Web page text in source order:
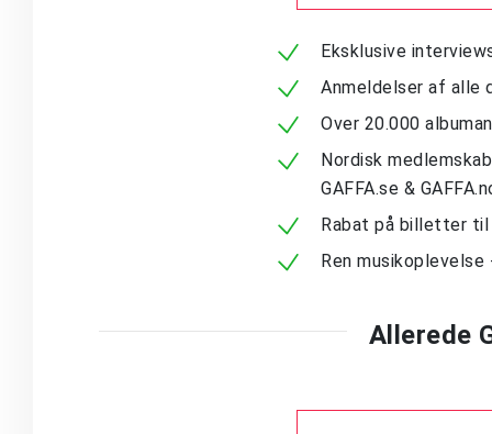
Eksklusive
Anmeldelser af alle
Over 20.000
Nordisk
GAFFA.se &
Rabat på billetter
Ren
Allerede